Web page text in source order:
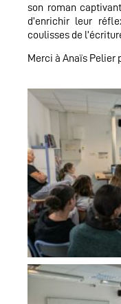
son roman
d’enrichir leur
coulisses de
Merci à Anaïs Pelier